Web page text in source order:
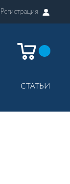
Регистрация
СТАТЬИ